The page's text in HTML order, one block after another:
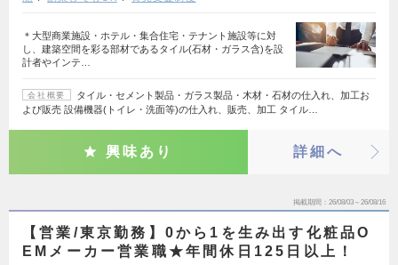
＊大型商業施設・ホテル・集合住宅・テナント施設等に対
し、建築空間を彩る部材であるタイル(石材・ガラス含)を設
計者やインテ…
会社概要
タイル・セメント製品・ガラス製品・木材・石材の仕入れ、加工お
よび販売 設備機器(トイレ・洗面等)の仕入れ、販売、加工 タイル…
興味あり 詳細へ
掲載期間 26/08/03～26/08/16
【営業/東京勤務】0から1を生み出す化粧品O
EMメーカー営業職★年間休日125日以上！